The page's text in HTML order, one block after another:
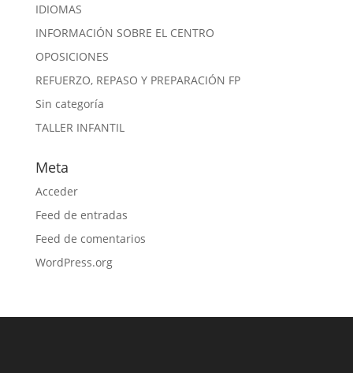
IDIOMAS
INFORMACIÓN SOBRE EL CENTRO
OPOSICIONES
REFUERZO, REPASO Y PREPARACIÓN FP
Sin categoría
TALLER INFANTIL
Meta
Acceder
Feed de entradas
Feed de comentarios
WordPress.org